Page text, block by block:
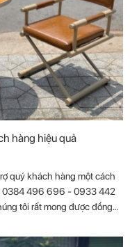
hàng hiệu quả
quý khách hàng một cách
0384 496 696 - 0933 442
tôi rất mong được đồng